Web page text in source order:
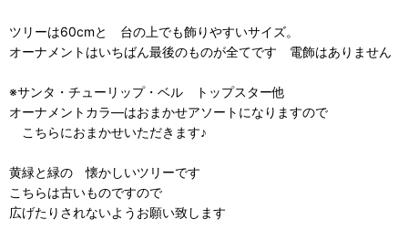
ツリーは60cmと 台の上でも飾りやすいサイズ。
オーナメントはいちばん最後のものが全てです 電飾はありません
※サンタ・チューリップ・ベル トップスター他
オーナメントカラ―はおまかせアソートになりますので
こちらにおまかせいただきます♪
黄緑と緑の 懐かしいツリーです
こちらは古いものですので
広げたりされないようお願い致します